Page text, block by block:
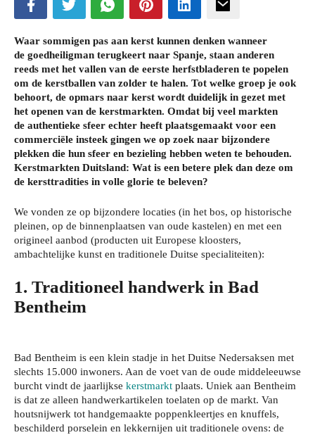
Waar sommigen pas aan kerst kunnen denken wanneer
de goedheiligman terugkeert naar Spanje, staan anderen
reeds met het vallen van de eerste herfstbladeren te popelen
om de kerstballen van zolder te halen. Tot welke groep je ook
behoort, de opmars naar kerst wordt duidelijk in gezet met
het openen van de kerstmarkten. Omdat bij veel markten
de authentieke sfeer echter heeft plaatsgemaakt voor een
commerciële insteek gingen we op zoek naar bijzondere
plekken die hun sfeer en bezieling hebben weten te behouden.
Kerstmarkten Duitsland: Wat is een betere plek dan deze om
de kersttradities in volle glorie te beleven?
We vonden ze op bijzondere locaties (in het bos, op historische
pleinen, op de binnenplaatsen van oude kastelen) en met een
origineel aanbod (producten uit Europese kloosters,
ambachtelijke kunst en traditionele Duitse specialiteiten):
1. Traditioneel handwerk in Bad
Bentheim
Bad Bentheim is een klein stadje in het Duitse Nedersaksen met
slechts 15.000 inwoners. Aan de voet van de oude middeleeuwse
burcht vindt de jaarlijkse kerstmarkt plaats. Uniek aan Bentheim
is dat ze alleen handwerkartikelen toelaten op de markt. Van
houtsnijwerk tot handgemaakte poppenkleertjes en knuffels,
beschilderd porselein en lekkernijen uit traditionele ovens: de